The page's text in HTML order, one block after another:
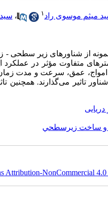
میثم موسوی راد ۱ ،
از شناورهای زیر سطحی -
متفاوت مؤثر در عملکرد
عمق، سرعت و مدت
تاثیر می‌گذارند.
دریایی
و ساخت زيرسطحي
Attribution-NonCommercial